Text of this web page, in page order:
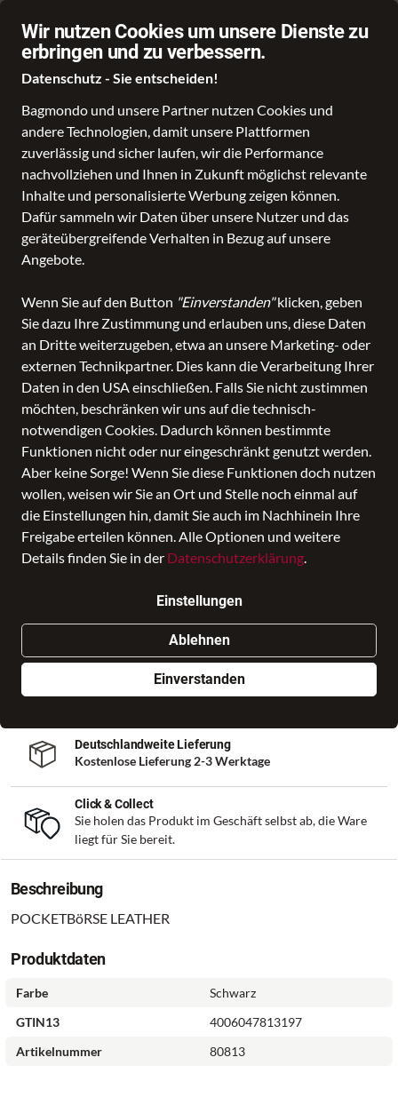
Wir nutzen Cookies um unsere Dienste zu
erbringen und zu verbessern.
Datenschutz - Sie entscheiden!
Bagmondo und unsere Partner nutzen Cookies und
andere Technologien, damit unsere Plattformen
zuverlässig und sicher laufen, wir die Performance
nachvollziehen und Ihnen in Zukunft möglichst relevante
Inhalte und personalisierte Werbung zeigen können.
Dafür sammeln wir Daten über unsere Nutzer und das
geräteübergreifende Verhalten in Bezug auf unsere
Angebote.
Wenn Sie auf den Button "Einverstanden"klicken, geben
Sie dazu Ihre Zustimmung und erlauben uns, diese Daten
an Dritte weiterzugeben, etwa an unsere Marketing- oder
externen Technikpartner. Dies kann die Verarbeitung Ihrer
Daten in den USA einschließen. Falls Sie nicht zustimmen
möchten, beschränken wir uns auf die technisch-
notwendigen Cookies. Dadurch können bestimmte
Funktionen nicht oder nur eingeschränkt genutzt werden.
Aber keine Sorge! Wenn Sie diese Funktionen doch nutzen
wollen, weisen wir Sie an Ort und Stelle noch einmal auf
die Einstellungen hin, damit Sie auch im Nachhinein Ihre
Freigabe erteilen können. Alle Optionen und weitere
Details finden Sie in der Datenschutzerklärung.
Einstellungen
Ablehnen
Einverstanden
OXMOX RFID POCKETBÖRSE
JUMPING JACK
Preis
49,95 €
Nur noch weniger als 3 Artikel im Geschäft vorhanden.
In den Warenkorb
Auf Lager - sofort versandfertig!
Hast Du eine Frage zum Produkt? Kontaktiere uns!
Deutschlandweite Lieferung
Kostenlose Lieferung 2-3 Werktage
Click & Collect
Sie holen das Produkt im Geschäft selbst ab, die Ware
liegt für Sie bereit.
Beschreibung
POCKETBöRSE LEATHER
Produktdaten
Farbe
Schwarz
GTIN13
4006047813197
Artikelnummer
80813